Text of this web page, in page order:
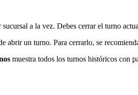
a la vez. Debes cerrar el turno
abrir un turno. Para cerrarlo, se
muestra todos los turnos históricos con